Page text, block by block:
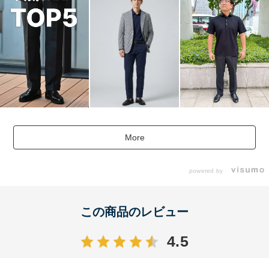
More
powered by
この商品のレビュー
4.5